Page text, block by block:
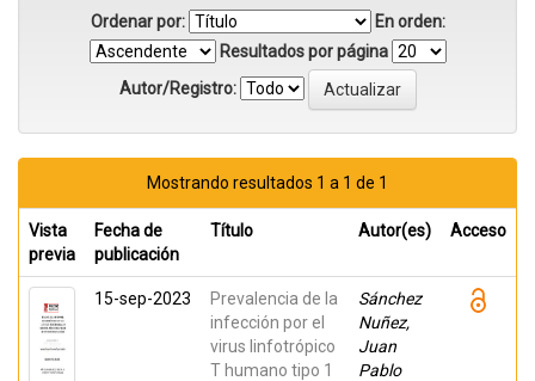
Ordenar por:
En orden:
Resultados por página
Autor/Registro:
Mostrando resultados 1 a 1 de 1
Vista
previa
Fecha de
publicación
Título Autor(es) Acceso
15-sep-2023
Prevalencia de la
infección por el
virus linfotrópico
T humano tipo 1
Sánchez
Nuñez,
Juan
Pablo